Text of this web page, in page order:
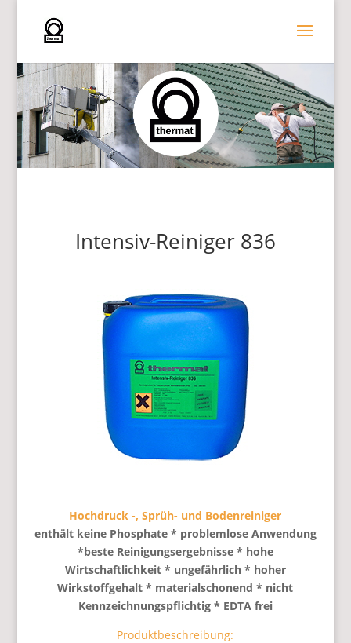
Intensiv-Reiniger 836
Hochdruck -, Sprüh- und Bodenreiniger
enthält keine Phosphate * problemlose Anwendung
*beste Reinigungsergebnisse * hohe
Wirtschaftlichkeit * ungefährlich * hoher
Wirkstoffgehalt * materialschonend * nicht
Kennzeichnungspflichtig * EDTA frei
Produktbeschreibung: